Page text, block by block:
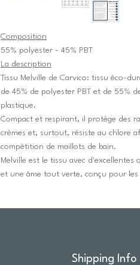
Composition
55% polyester - 45% PBT
La description
Tissu Melville de Carvico: tissu éco-
de 45% de polyester PBT et de 55%
plastique.
Compact et respirant, il protège des
crèmes et, surtout, résiste au chlore
compétition de maillots de bain.
Melville est le tissu avec
et une âme tout verte, conçu pour
Shipping Info